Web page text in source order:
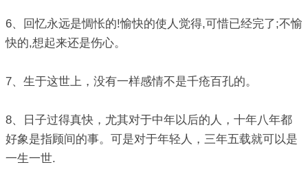
6、回忆永远是惆怅的!愉快的使人觉得,可惜已经完了;不愉
快的,想起来还是伤心。
7、生于这世上，没有一样感情不是千疮百孔的。
8、日子过得真快，尤其对于中年以后的人，十年八年都
好象是指顾间的事。可是对于年轻人，三年五载就可以是
一生一世.